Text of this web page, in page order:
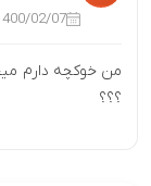
02/07 16:22
من خوکچه دارم
؟؟؟